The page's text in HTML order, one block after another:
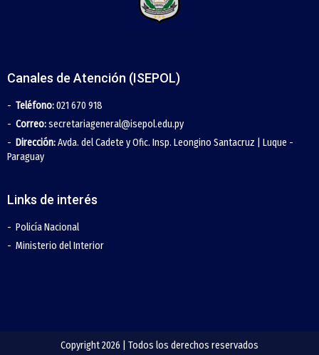
Canales de Atención (ISEPOL)
Teléfono:021 670 918
Correo:secretariageneral@isepol.edu.py
Dirección:Avda. del Cadete y Ofic. Insp. Leongino Santacruz | Luque -
Paraguay
Links de interés
Policía Nacional
Ministerio del Interior
Copyright 2026 | Todos los derechos reservados